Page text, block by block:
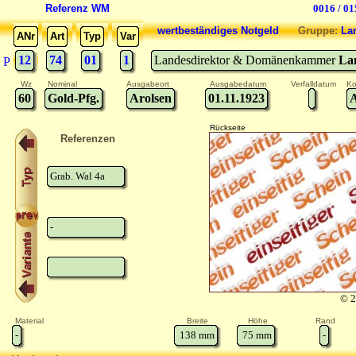
Referenz WM 0016 /
ANr Art Typ Var
P 12 74 01 1
wertbeständiges NotgeldGruppe:
Landesdirektor & Domänenkammer
Wz Nominal Ausgabeort Ausgabedatum Verfalldatum
60 Gold-Pfg. Arolsen 01.11.1923
Referenzen
Grab. Wal 4a
-
Rückseite
©
Material Breite Höhe Rand
- 138 mm 75 mm -